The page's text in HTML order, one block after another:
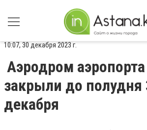
10:07, 30 декабря 2023 г.
Аэродром
закрыли до полудня
декабря